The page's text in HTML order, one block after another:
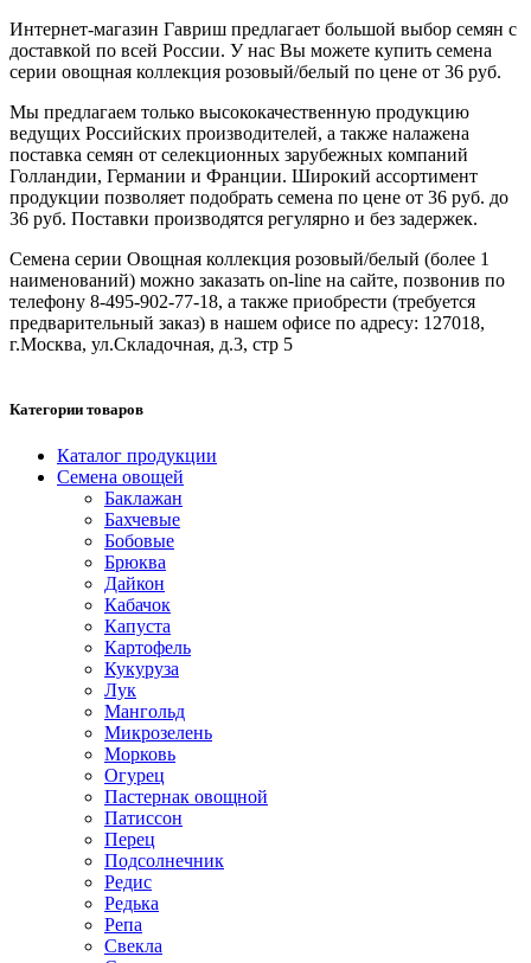
Интернет-магазин Гавриш предлагает большой выбор семян с
доставкой по всей России. У нас Вы можете купить семена
серии овощная коллекция розовый/белый по цене от 36 руб.
Мы предлагаем только высококачественную продукцию
ведущих Российских производителей, а также налажена
поставка семян от селекционных зарубежных компаний
Голландии, Германии и Франции. Широкий ассортимент
продукции позволяет подобрать семена по цене от 36 руб. до
36 руб. Поставки производятся регулярно и без задержек.
Семена серии Овощная коллекция розовый/белый (более 1
наименований) можно заказать on-line на сайте, позвонив по
телефону 8-495-902-77-18, а также приобрести (требуется
предварительный заказ) в нашем офисе по адресу: 127018,
г.Москва, ул.Складочная, д.3, стр 5
Категории товаров
Каталог продукции
Семена овощей
Баклажан
Бахчевые
Бобовые
Брюква
Дайкон
Кабачок
Капуста
Картофель
Кукуруза
Лук
Мангольд
Микрозелень
Морковь
Огурец
Пастернак овощной
Патиссон
Перец
Подсолнечник
Редис
Редька
Репа
Свекла